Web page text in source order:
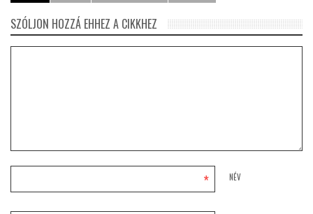
SZÓLJON HOZZÁ EHHEZ A CIKKHEZ
NÉV
*